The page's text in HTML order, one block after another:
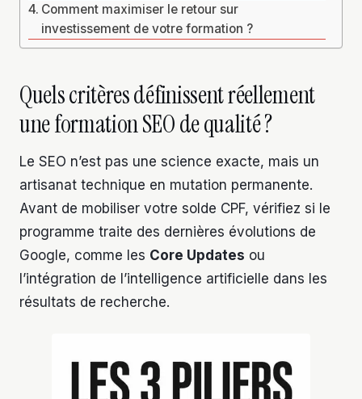
Comment maximiser le retour sur
investissement de votre formation ?
Quels critères définissent réellement
une formation SEO de qualité ?
Le SEO n’est pas une science exacte, mais un
artisanat technique en mutation permanente.
Avant de mobiliser votre solde CPF, vérifiez si le
programme traite des dernières évolutions de
Google, comme les Core Updates ou
l’intégration de l’intelligence artificielle dans les
résultats de recherche.